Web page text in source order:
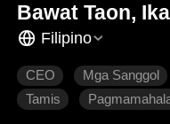
Bawat Taon,
Filipino
CEO Mga Sanggol
Tamis